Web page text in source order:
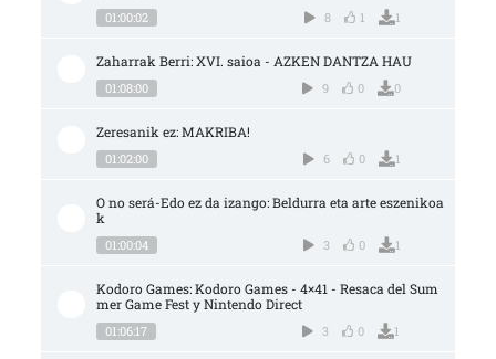
01:00:02 8 1 1
Zaharrak Berri: XVI. saioa - AZKEN DANTZA HAU
01:08:00 9 0 0
Zeresanik ez: MAKRIBA!
01:02:00 6 0 1
O no será-Edo ez da izango: Beldurra eta arte eszenikoa
k
01:00:04 3 0 1
Kodoro Games: Kodoro Games - 4×41 - Resaca del Sum
mer Game Fest y Nintendo Direct
01:06:17 3 0 1